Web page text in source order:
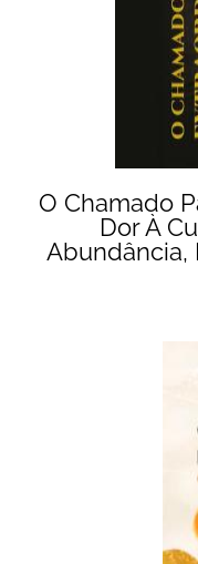
O Chamado
Dor À
Abundância,